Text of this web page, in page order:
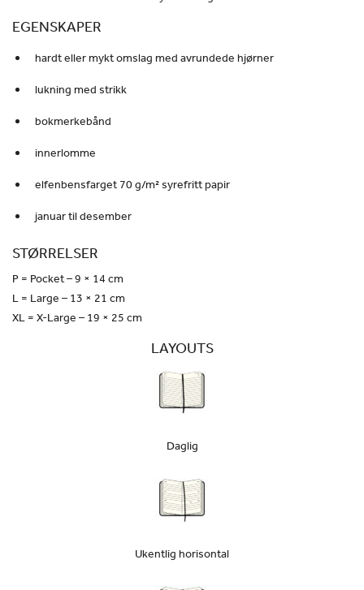
EGENSKAPER
hardt eller mykt omslag med avrundede hjørner
lukning med strikk
bokmerkebånd
innerlomme
elfenbensfarget 70 g/m² syrefritt papir
januar til desember
STØRRELSER
P = Pocket – 9 × 14 cm
L = Large – 13 × 21 cm
XL = X-Large – 19 × 25 cm
LAYOUTS
Daglig
Ukentlig horisontal